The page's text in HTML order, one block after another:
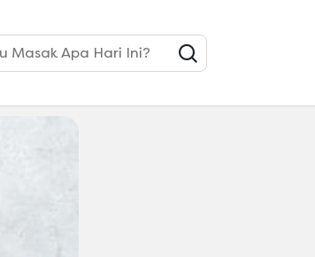
Masak Apa Hari Ini?